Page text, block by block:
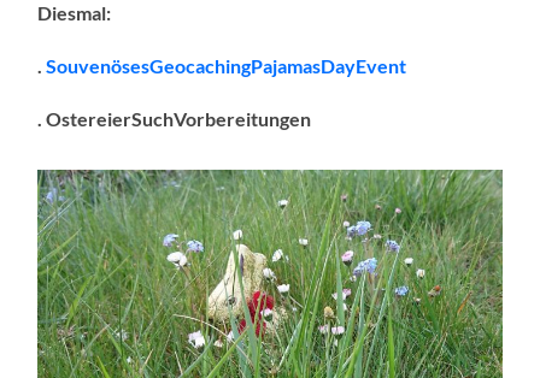
Diesmal:
.SouvenösesGeocachingPajamasDayEvent
. OstereierSuchVorbereitungen